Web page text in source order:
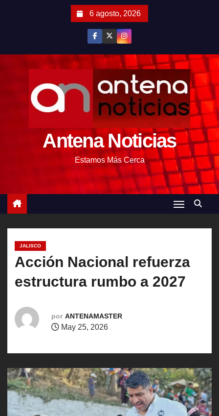
6 agosto, 2026
Antena Noticias
Estamos Más Cerca
JALISCO
Acción Nacional refuerza
estructura rumbo a 2027
por ANTENAMASTER
May 25, 2026